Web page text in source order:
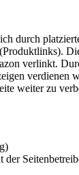
durch
verlinkt.
verdienen
weiter zu
der